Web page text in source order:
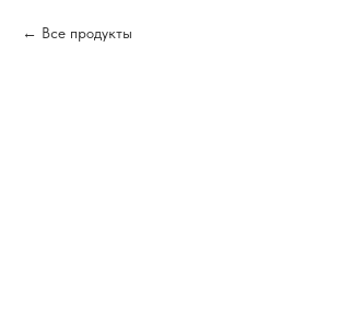
Все продукты